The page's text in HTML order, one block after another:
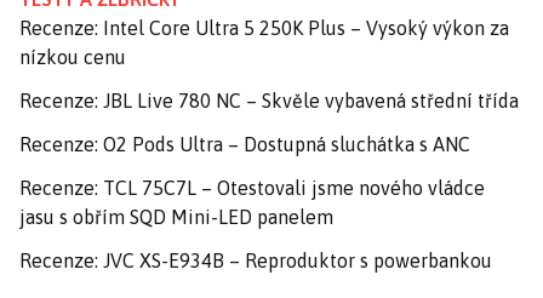
Recenze: Intel Core Ultra 5 250K Plus – Vysoký výkon za
nízkou cenu
Recenze: JBL Live 780 NC – Skvěle vybavená střední třída
Recenze: O2 Pods Ultra – Dostupná sluchátka s ANC
Recenze: TCL 75C7L – Otestovali jsme nového vládce
jasu s obřím SQD Mini-LED panelem
Recenze: JVC XS-E934B – Reproduktor s powerbankou